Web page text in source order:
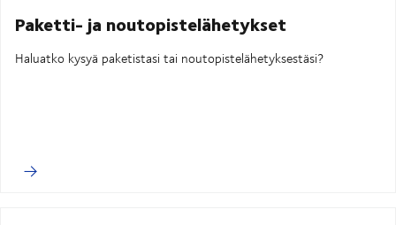
Paketti- ja noutopistelähetykset
Haluatko kysyä paketistasi tai noutopistelähetyksestäsi?